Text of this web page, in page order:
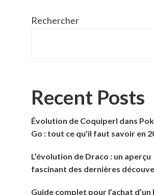
Rechercher
Recent Posts
Évolution de Coquiperl dans
Go : tout ce qu’il faut savoir en
L’évolution de Draco : un aperçu
fascinant des dernières
Guide complet pour l’achat d’un